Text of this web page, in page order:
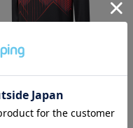
ダース 2026 長袖トレーニングTシ
(税込)